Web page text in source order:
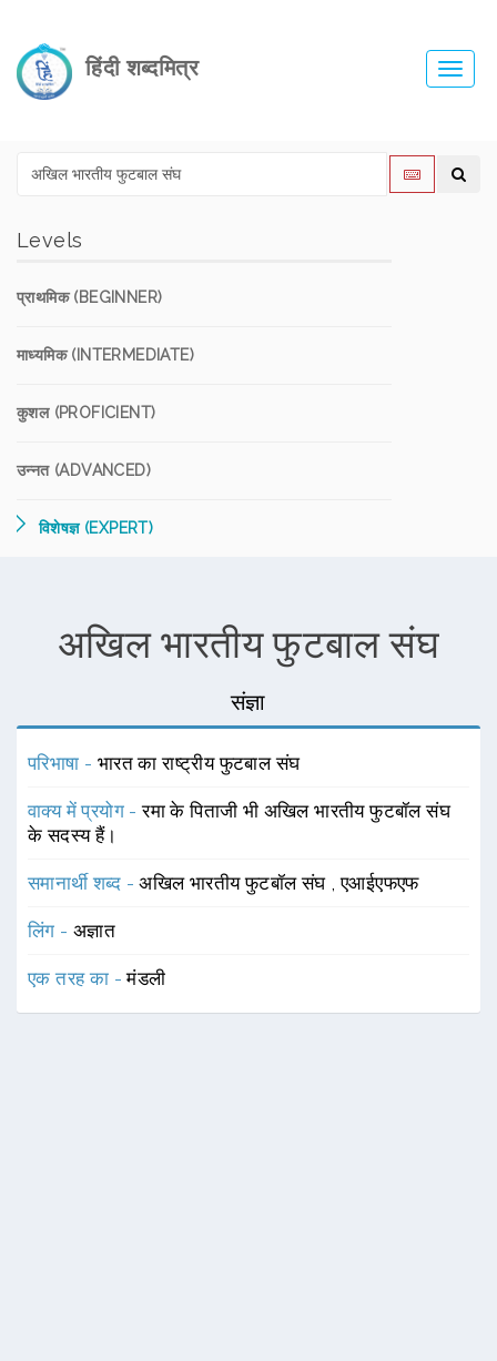
हिंदी शब्दमित्र
Levels
प्राथमिक (BEGINNER)
माध्यमिक (INTERMEDIATE)
कुशल (PROFICIENT)
उन्नत (ADVANCED)
विशेषज्ञ (EXPERT)
अखिल भारतीय फुटबाल संघ
संज्ञा
परिभाषा - भारत का राष्ट्रीय फुटबाल संघ
वाक्य में प्रयोग -रमा के पिताजी भी अखिल भारतीय फुटबॉल संघ
के सदस्य हैं।
समानार्थी शब्द -अखिल भारतीय फुटबॉल संघ ,एआईएफएफ
लिंग - अज्ञात
एक तरह का -मंडली